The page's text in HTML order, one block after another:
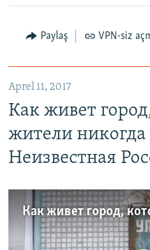
Paylaş VPN-siz
Aprel 11, 2017
Как живет
жители никогда
Неизвестная